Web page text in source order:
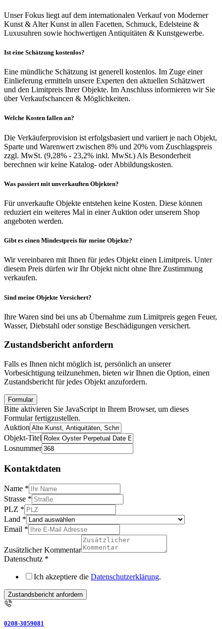
Unser Fokus liegt auf dem internationalen Verkauf von Moderner
Kunst & Alter Kunst in allen Facetten, Schmuck, Edelsteine &
Luxusuhren sowie hochwertigen Antiquitäten & Kunstgewerbe.
Ist eine Schätzung kostenlos?
Eine mündliche Schätzung ist generell kostenlos. Im Zuge einer
Einlieferung ermitteln unsere Experten den aktuellen Schätzwert
und den Limitpreis Ihrer Objekte. Im Anschluss informieren wir Sie
über Verkaufschancen & Möglichkeiten.
Welche Kosten fallen an?
Die Verkäuferprovision ist erfolgsbasiert und variiert je nach Objekt,
Sparte und Warenwert zwischen 8% und 20% vom Zuschlagspreis
zzgl. MwSt. (9,28% - 23,2% inkl. MwSt.) Als Besonderheit
berechnen wir keine Katalog- oder Abbildungskosten.
Was passiert mit unverkauften Objekten?
Für unverkaufte Objekte entstehen keine Kosten. Diese können
reduziert ein weiteres Mal in einer Auktion oder unserem Shop
angeboten werden.
Gibt es einen Mindestpreis für meine Objekte?
Wir vereinbaren mit Ihnen für jedes Objekt einen Limitpreis. Unter
diesem Preis dürfen wir Ihr Objekt nicht ohne Ihre Zustimmung
verkaufen.
Sind meine Objekte Versichert?
Ihre Waren sind bei uns ab Übernahme zum Limitpreis gegen Feuer,
Wasser, Diebstahl oder sonstige Beschädigungen versichert.
Zustandsbericht anfordern
Falls es Ihnen nicht möglich ist, persönlich an unserer
Vorbesichtigung teilzunehmen, bieten wir Ihnen die Option, einen
Zustandsbericht für jedes Objekt anzufordern.
Formular
Bitte aktivieren Sie JavaScript in Ihrem Browser, um dieses
Formular fertigzustellen.
Auktion
Objekt-Titel
Losnummer
Kontaktdaten
Name *
Strasse *
PLZ *
Land *
Email *
Zusätzlicher Kommentar
Datenschutz *
Ich akzeptiere die Datenschutzerklärung.
Zustandsbericht anfordern
0208-3059081